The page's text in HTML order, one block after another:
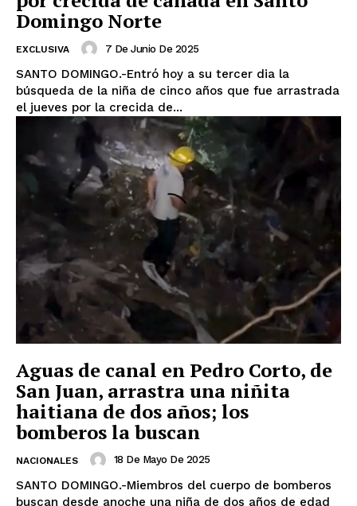
Domingo Norte
EXCLUSIVA 7 De Junio De 2025
SANTO DOMINGO.-Entró hoy a su tercer dia la
búsqueda de la niña de cinco años que fue arrastrada
el jueves por la crecida de...
Aguas de canal en Pedro Corto, de
San Juan, arrastra una niñita
haitiana de dos años; los
bomberos la buscan
NACIONALES 18 De Mayo De 2025
SANTO DOMINGO.-Miembros del cuerpo de bomberos
buscan desde anoche una niña de dos años de edad